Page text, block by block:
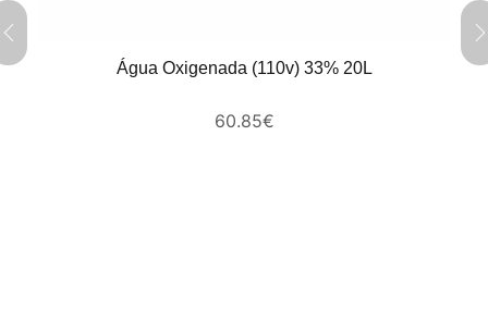
Água Oxigenada (110v) 33% 20L
60.85€